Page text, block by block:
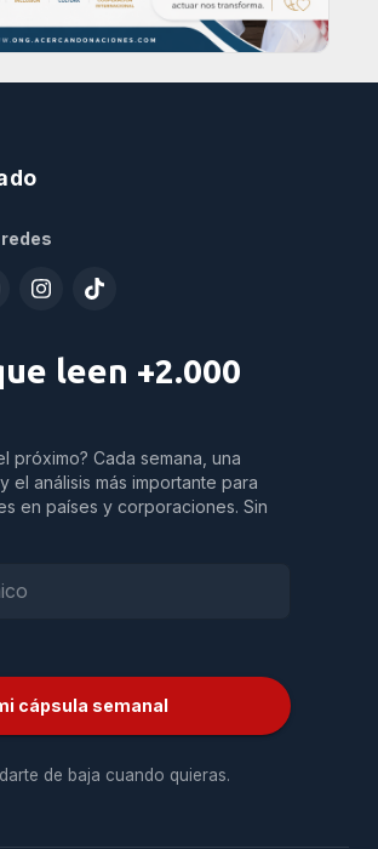
leen +2.000
próximo? Cada semana, una
el análisis más importante para
en países y corporaciones. Sin
cápsula semanal
de baja cuando quieras.